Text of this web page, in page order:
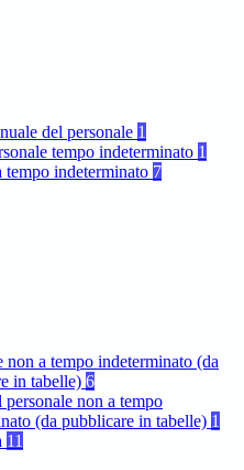
del personale 1
tempo indeterminato 1
tempo indeterminato 7
non a tempo indeterminato (da
in tabelle) 6
personale non a tempo
(da pubblicare in tabelle) 1
11